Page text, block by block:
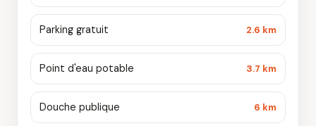
Parking gratuit 2.6 km
Point d'eau potable 3.7 km
Douche publique 6 km